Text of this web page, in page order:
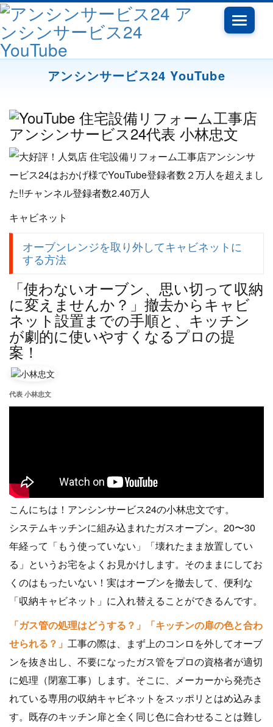
Toggle
アンシンサービス24 YouTube
キャビネット
オーブンレンジを取り外してキャビネットに
する方法
「使わないオーブン、思い切って収納
に変えませんか？」撤去からキャビ
ネット設置までの手順と、キッチン
が劇的に使いやすくなるプロの提
案！
代表 小林忠文
こんにちは！アンシンサービス24の小林忠文です。
システムキッチンに組み込まれたガスオーブン。20〜30
年経って「もう使っていない」「壊れたまま放置してい
る」というお宅をよくお見かけします。そのままにしてお
くのはもったいない！実はオーブンを撤去して、便利な
「収納キャビネット」に入れ替えることができるんです。
「ガス管の処理はどうする？」「キッチンの扉の色と合わ
せられる？」 工事の際は、まず上のコンロを外してオーブ
ンを抜き出し、不要になったガス管をプロの資格者が適切
に処理（閉塞工事）します。そこに、メーカーから発売さ
れている専用の収納キャビネットをスッポリとはめ込みま
す。既存のキッチン扉と全く同じ色に合わせることは難し